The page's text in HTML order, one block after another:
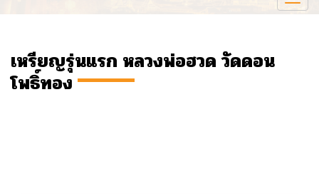
เหรียญรุ่นแรก หลวงพ่อฮวด วัดดอน
โพธิ์ทอง